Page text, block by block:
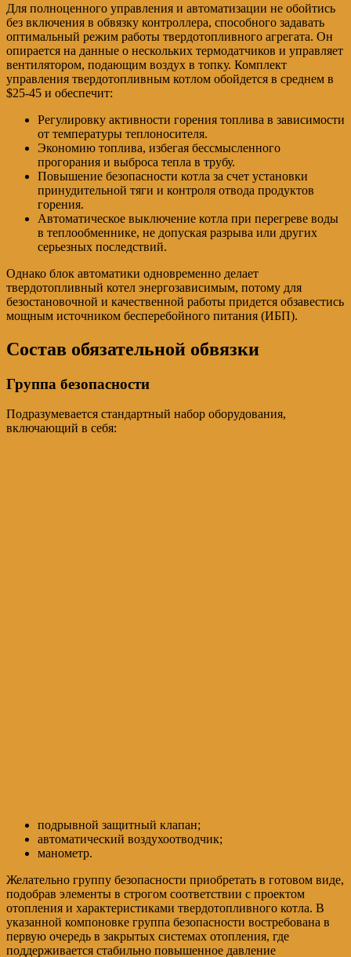
Для полноценного управления и автоматизации не обойтись
без включения в обвязку контроллера, способного задавать
оптимальный режим работы твердотопливного агрегата. Он
опирается на данные о нескольких термодатчиков и управляет
вентилятором, подающим воздух в топку. Комплект
управления твердотопливным котлом обойдется в среднем в
$25-45 и обеспечит:
Регулировку активности горения топлива в зависимости
от температуры теплоносителя.
Экономию топлива, избегая бессмысленного
прогорания и выброса тепла в трубу.
Повышение безопасности котла за счет установки
принудительной тяги и контроля отвода продуктов
горения.
Автоматическое выключение котла при перегреве воды
в теплообменнике, не допуская разрыва или других
серьезных последствий.
Однако блок автоматики одновременно делает
твердотопливный котел энергозависимым, потому для
безостановочной и качественной работы придется обзавестись
мощным источником бесперебойного питания (ИБП).
Состав обязательной обвязки
Группа безопасности
Подразумевается стандартный набор оборудования,
включающий в себя:
подрывной защитный клапан;
автоматический воздухоотводчик;
манометр.
Желательно группу безопасности приобретать в готовом виде,
подобрав элементы в строгом соответствии с проектом
отопления и характеристиками твердотопливного котла. В
указанной компоновке группа безопасности востребована в
первую очередь в закрытых системах отопления, где
поддерживается стабильно повышенное давление